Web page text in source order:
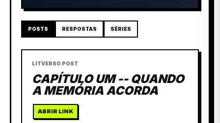
POSTS RESPOSTAS SÉRIES
LITVERSO POST
CAPÍTULO UM -- QUANDO
A MEMÓRIA ACORDA
ABRIR LINK